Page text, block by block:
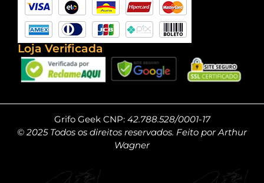
Loja Verificada
Grifo Geek CNP: 42.788.528/0001-17
© 2025 Todos os direitos reservados. Feito por Arthur
Wagner